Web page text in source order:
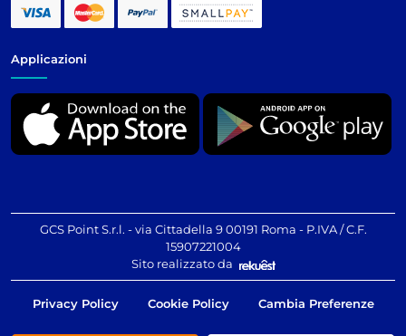
Applicazioni
GCS Point S.r.l. - via Cittadella 9 00191 Roma - P.IVA / C.F.
15907221004
Sito realizzato da
Privacy Policy Cookie Policy Cambia Preferenze